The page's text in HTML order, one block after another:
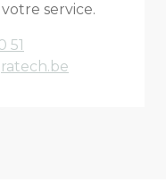
votre service.
51